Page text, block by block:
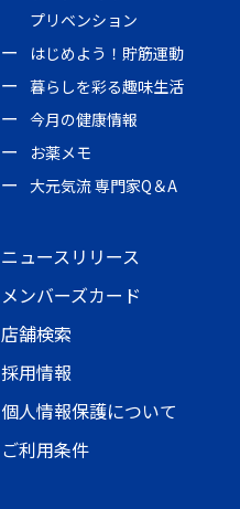
プリベンション
はじめよう！貯筋運動
暮らしを彩る趣味生活
今月の健康情報
お薬メモ
大元気流 専門家Q＆A
ニュースリリース
メンバーズカード
店舗検索
採用情報
個人情報保護について
ご利用条件